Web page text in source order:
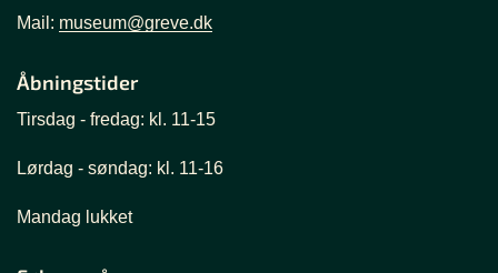
Mail: museum@greve.dk
Åbningstider
Tirsdag - fredag: kl. 11-15
Lørdag - søndag: kl. 11-16
Mandag lukket